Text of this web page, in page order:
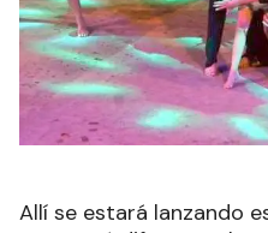
Allí se estará lanzando